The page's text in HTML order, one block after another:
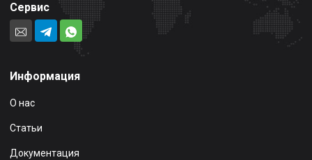
Сервис
Информация
О нас
Статьи
Документация